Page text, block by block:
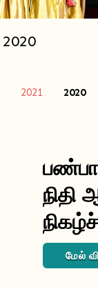
2020
2021 2020
நிதி
மேல்